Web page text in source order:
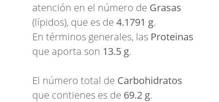
atención en el número de Grasas
(lípidos), que es de 4.1791 g.
En términos generales, las Proteinas
que aporta son 13.5 g.
El número total de Carbohidratos
que contienes es de 69.2 g.